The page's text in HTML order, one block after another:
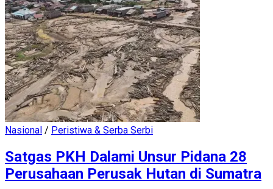
Nasional / Peristiwa & Serba Serbi
Satgas PKH Dalami Unsur Pidana 28
Perusahaan Perusak Hutan di Sumatra